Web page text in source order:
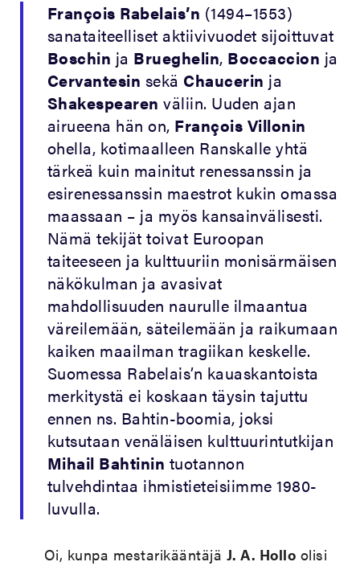
François Rabelais’n (1494–1553)
sanataiteelliset aktiivivuodet sijoittuvat
Boschin ja Brueghelin, Boccaccion ja
Cervantesin sekä Chaucerin ja
Shakespearen väliin. Uuden ajan
airueena hän on, François Villonin
ohella, kotimaalleen Ranskalle yhtä
tärkeä kuin mainitut renessanssin ja
esirenessanssin maestrot kukin omassa
maassaan – ja myös kansainvälisesti.
Nämä tekijät toivat Euroopan
taiteeseen ja kulttuuriin monisärmäisen
näkökulman ja avasivat
mahdollisuuden naurulle ilmaantua
väreilemään, säteilemään ja raikumaan
kaiken maailman tragiikan keskelle.
Suomessa Rabelais’n kauaskantoista
merkitystä ei koskaan täysin tajuttu
ennen ns. Bahtin-boomia, joksi
kutsutaan venäläisen kulttuurintutkijan
Mihail Bahtinin tuotannon
tulvehdintaa ihmistieteisiimme 1980-
luvulla.
Oi, kunpa mestarikääntäjä J. A. Hollo olisi